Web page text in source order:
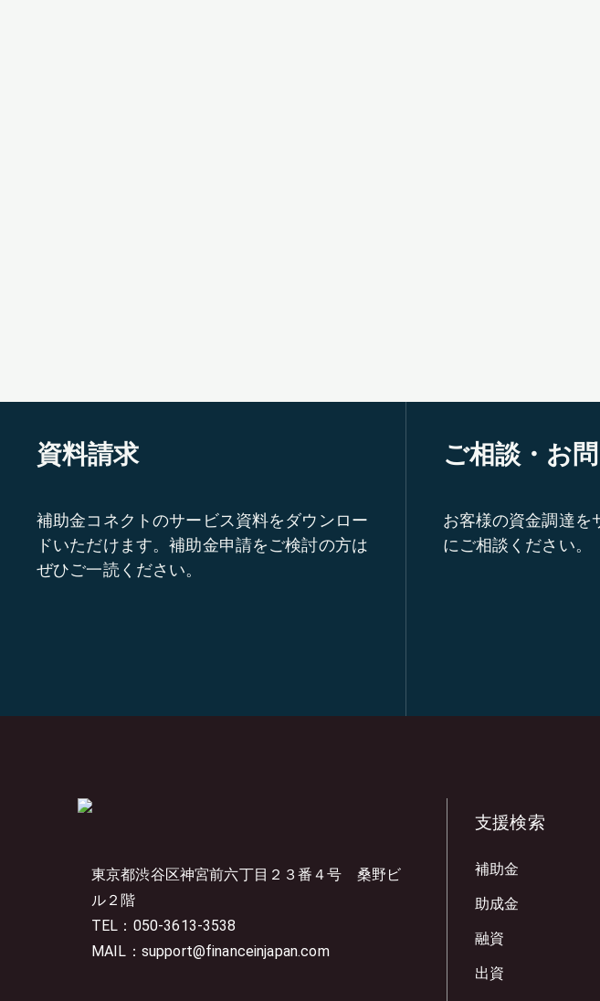
資料請求
補助金コネクトのサービス資料をダウンロー
ドいただけます。補助金申請をご検討の方は
ぜひご一読ください。
ご相談・お
お客様の資金調達を
にご相談ください。
東京都渋谷区神宮前六丁目２３番４号 桑野ビ
ル２階
TEL：050-3613-3538
MAIL：support@financeinjapan.com
支援検索
補助金
助成金
融資
出資